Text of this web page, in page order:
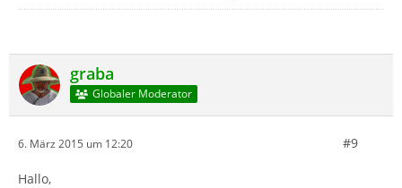
graba
Globaler Moderator
6. März 2015 um 12:20 #9
Hallo,